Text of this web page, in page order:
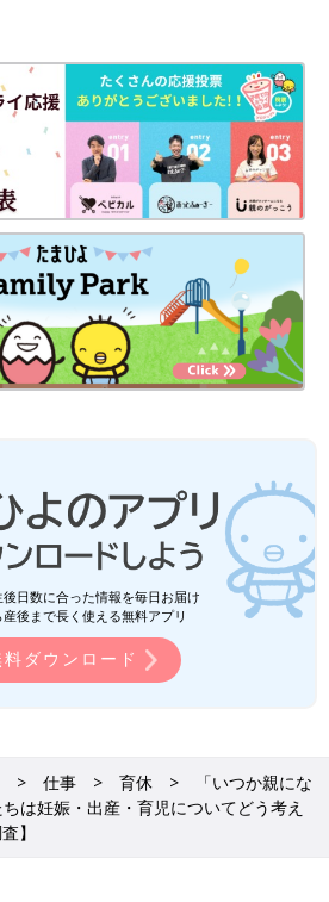
日数に合った情報を毎日お届け
後まで長く使える無料アプリ
料ダウンロード
仕事 育休
「いつか親にな
は妊娠・出産・育児についてどう考え
】